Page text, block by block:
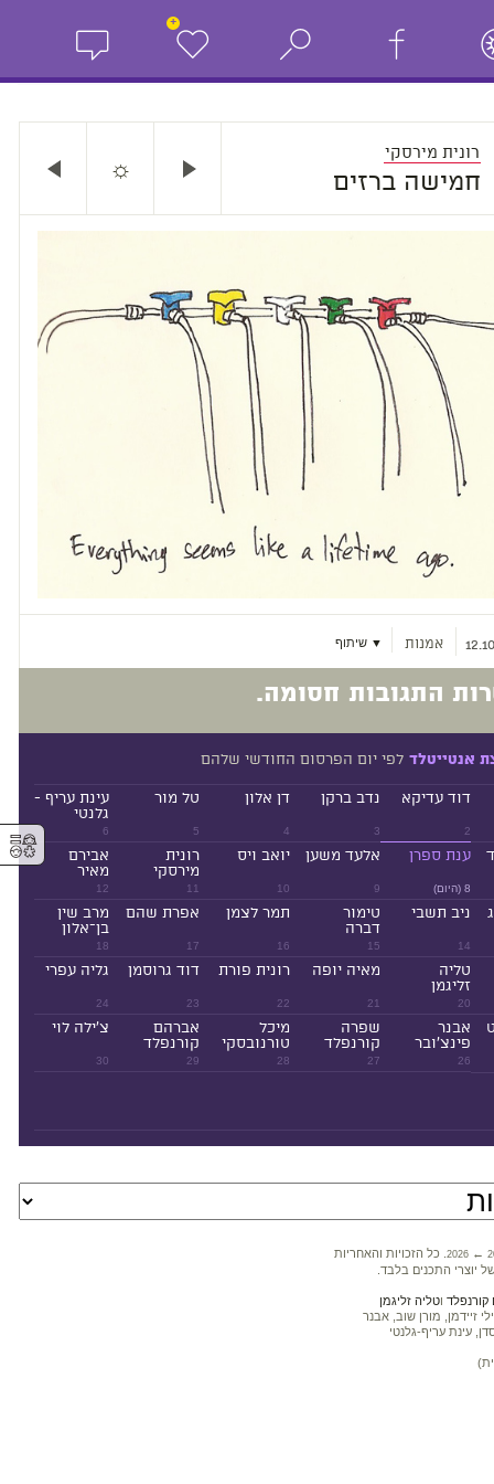
+
רונית מירסקי
חמישה ברזים ☼
אמנות ▼ שיתוף
התגובות חסומה.
אנטייטלד לפי יום הפרסום החודשי שלהם
2
דוד עדיקא
3
נדב ברקן
4
דן אלון
5
טל מור
6
עינת עריף -
גלנטי
8 (היום)
ענת ספרן
9
אלעד משען
10
יואב ויס
11
רונית
מירסקי
12
אבירם
מאיר
14
ניב תשבי
15
טימור
דברה
16
תמר לצמן
17
אפרת שהם
18
מרב שין
בן־אלון
20
טליה
זליגמן
21
מאיה יופה
22
רונית פורת
23
דוד גרוסמן
24
גליה עפרי
26
אבנר
פינצ'ובר
27
שפרה
קורנפלד
28
מיכל
טורנובסקי
29
אברהם
קורנפלד
30
צ'ילה לוי
2026 ←
. כל הזכויות והאחריות
יוצרי התכנים בלבד.
וטליה זליגמן
זיידמן, מורן שוב, אבנר
עינת עריף-גלנטי
⚥︎